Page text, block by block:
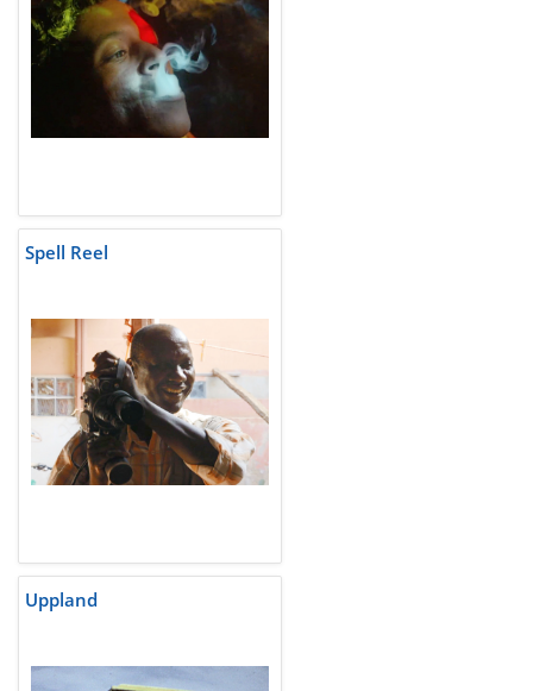
Spell Reel
Uppland